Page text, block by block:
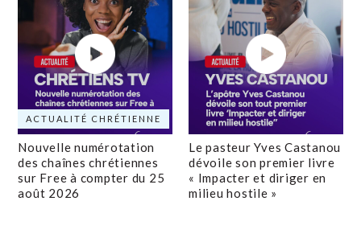
ACTUALITÉ CHRÉTIENNE
Nouvelle numérotation
des chaînes chrétiennes
sur Free à compter du 25
août 2026
Le pasteur Yves Castanou
dévoile son premier livre
« Impacter et diriger en
milieu hostile »